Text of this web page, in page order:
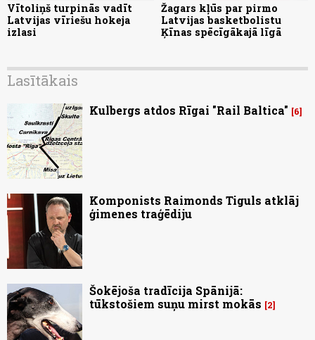
Vītoliņš turpinās vadīt
Latvijas vīriešu hokeja
izlasi
Žagars kļūs par pirmo
Latvijas basketbolistu
Ķīnas spēcīgākajā līgā
Lasītākais
Kulbergs atdos Rīgai "Rail Baltica" 6
Komponists Raimonds Tiguls atklāj
ģimenes traģēdiju
Šokējoša tradīcija Spānijā:
tūkstošiem suņu mirst mokās
2